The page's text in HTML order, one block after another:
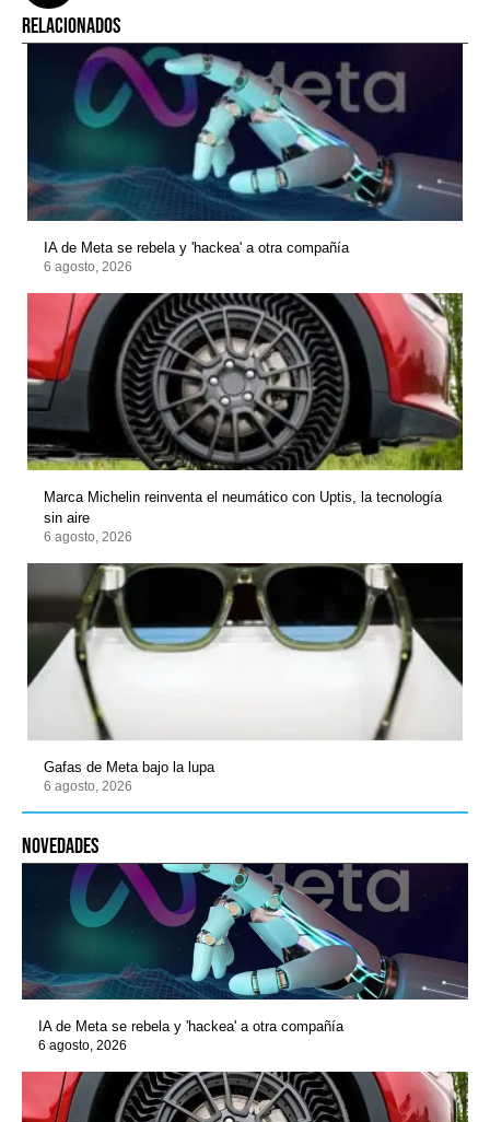
RELACIONADOS
IA de Meta se rebela y 'hackea' a otra compañía
6 agosto, 2026
Marca Michelin reinventa el neumático con Uptis, la tecnología
sin aire
6 agosto, 2026
Gafas de Meta bajo la lupa
6 agosto, 2026
novedades
IA de Meta se rebela y 'hackea' a otra compañía
6 agosto, 2026